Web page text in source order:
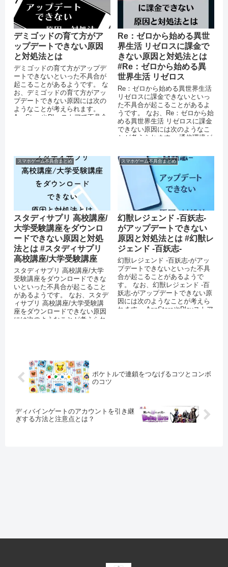
デミゴッドの育て方がア
ップデートできない原因
と対処法とは
デミゴッドの育て方がアップデ
ートできないといった不具合が
起こることがあるようです。 な
お、デミゴッドの育て方がアッ
プデートできない原因には次の
ようなことが考えられます。
AppStoreやPlayストアで不具合
Re：ゼロから始める異世
界生活 リゼロスに課金で
きない原因と対処法とは
#Re：ゼロから始める異
世界生活 リゼロス
Re：ゼロから始める異世界生活
リゼロスに課金できないといっ
た不具合が起こることがあるよ
うです。 なお、Re：ゼロから始
める異世界生活 リゼロスに課金
できない原因には次のようなこ
とが考えられます。 通信環境が
スマホゲーム不具合まとめ
スタディサプリ 高校講座/
大学受験講座をダウンロ
ードできない原因と対処
法とは #スタディサプリ
高校講座/大学受験講座
スタディサプリ 高校講座/大学
受験講座をダウンロードできな
いといった不具合が起こること
があるようです。 なお、スタデ
ィサプリ 高校講座/大学受験講
座をダウンロードできない原因
には次のようなことが考えられ
スマホゲーム不具合まとめ
幻獣レジェンド -百妖志-
がアップデートできない
原因と対処法とは #幻獣レ
ジェンド -百妖志-
幻獣レジェンド -百妖志-がアッ
プデートできないといった不具
合が起こることがあるようで
す。 なお、幻獣レジェンド -百
妖志-がアップデートできない原
因には次のようなことが考えら
れます。 AppStoreやPlayストア
ポケトルで連鎖をつなげるコツとコンボ
のコツ
ディバインゲートのアカウントを引き継
ぎする方法と注意点とは？